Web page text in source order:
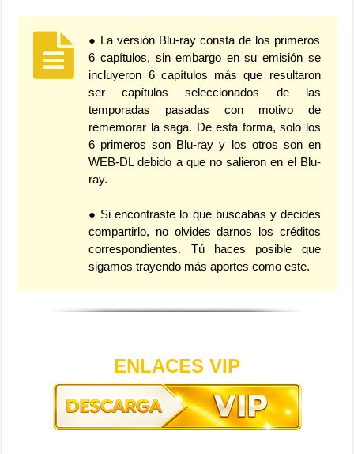
● La versión Blu-ray consta de los primeros
6 capítulos, sin embargo en su emisión se
incluyeron 6 capítulos más que resultaron
ser capítulos seleccionados de las
temporadas pasadas con motivo de
rememorar la saga. De esta forma, solo los
6 primeros son Blu-ray y los otros son en
WEB-DL debido a que no salieron en el Blu-
ray.
● Si encontraste lo que buscabas y decides
compartirlo, no olvides darnos los créditos
correspondientes. Tú haces posible que
sigamos trayendo más aportes como este.
ENLACES VIP